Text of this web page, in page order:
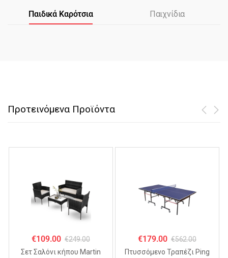
Παιδικά Καρότσια Παιχνίδια
Προτεινόμενα Προϊόντα
€109.00 €249.00
Σετ Σαλόνι κήπου Martin
€179.00 €562.00
Πτυσσόμενo Τραπέζι Ping